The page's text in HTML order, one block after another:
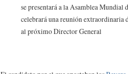
se presentará a la Asamblea Mundial
celebrará una reunión extraordinaria
al próximo Director General